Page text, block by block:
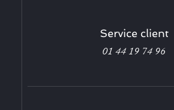
Service client
01 44 19 74 96